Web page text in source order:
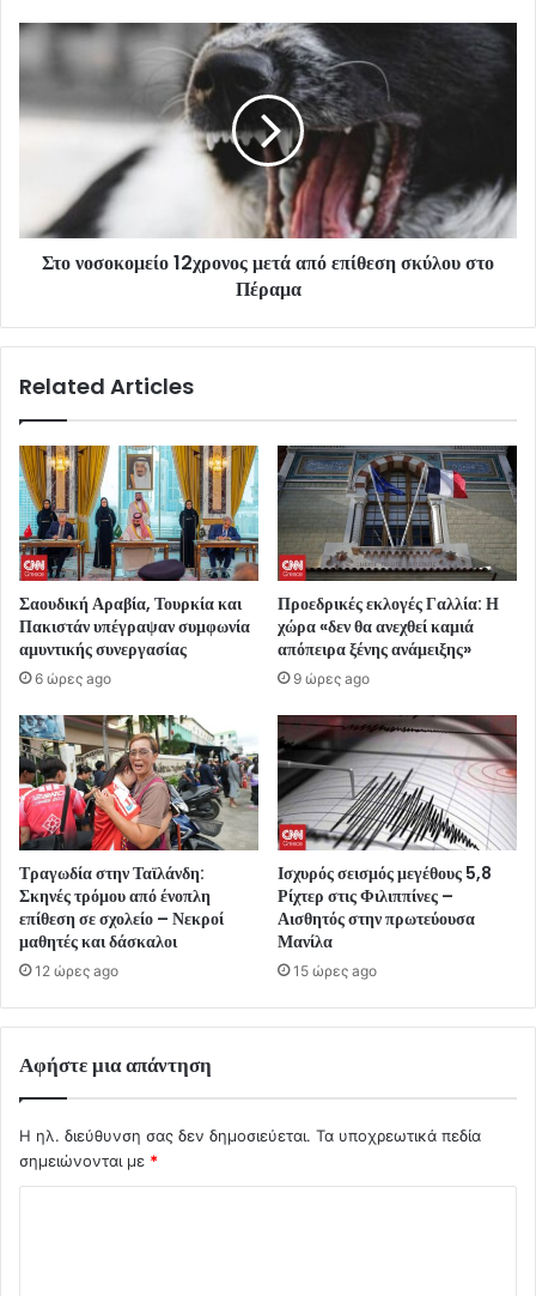
Στο νοσοκομείο 12χρονος μετά από επίθεση σκύλου στο
Πέραμα
Related Articles
Σαουδική Αραβία, Τουρκία και
Πακιστάν υπέγραψαν συμφωνία
αμυντικής συνεργασίας
6 ώρες ago
Προεδρικές εκλογές Γαλλία: Η
χώρα «δεν θα ανεχθεί καμιά
απόπειρα ξένης ανάμειξης»
9 ώρες ago
Τραγωδία στην Ταϊλάνδη:
Σκηνές τρόμου από ένοπλη
επίθεση σε σχολείο – Νεκροί
μαθητές και δάσκαλοι
12 ώρες ago
Ισχυρός σεισμός μεγέθους 5,8
Ρίχτερ στις Φιλιππίνες –
Αισθητός στην πρωτεύουσα
Μανίλα
15 ώρες ago
Αφήστε μια απάντηση
Η ηλ. διεύθυνση σας δεν δημοσιεύεται. Τα υποχρεωτικά πεδία
σημειώνονται με *